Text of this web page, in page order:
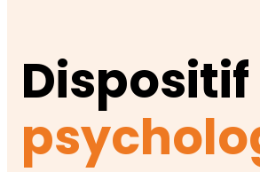
Dispositif